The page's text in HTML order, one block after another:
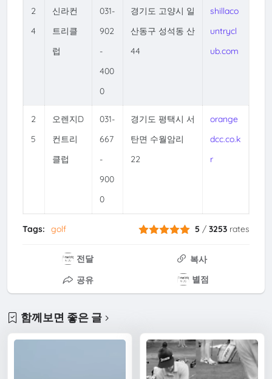
2
4
신라컨
트리클
럽
031-
902
-
400
0
경기도 고양시 일
산동구 성석동 산
44
shillaco
untrycl
ub.com
2
5
오렌지D
컨트리
클럽
031-
667
-
900
0
경기도 평택시 서
탄면 수월암리
22
orange
dcc.co.k
r
Tags: golf 5 /3253 rates
전달
복사
공유
별점
함께보면 좋은 글